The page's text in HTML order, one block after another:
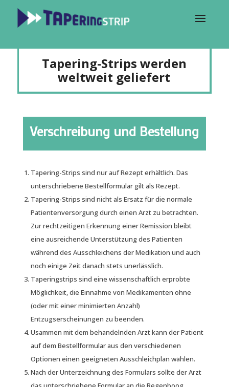
Tapering-Strips werden
weltweit geliefert
Verschreibung und Bestellung
Tapering-Strips sind nur auf Rezept erhältlich. Das
unterschriebene Bestellformular gilt als Rezept.
Tapering-Strips sind nicht als Ersatz für die normale
Patientenversorgung durch einen Arzt zu betrachten.
Zur rechtzeitigen Erkennung einer Remission bleibt
eine ausreichende Unterstützung des Patienten
während des Ausschleichens der Medikation und auch
noch einige Zeit danach stets unerlässlich.
Taperingstrips sind eine wissenschaftlich erprobte
Möglichkeit, die Einnahme von Medikamenten ohne
(oder mit einer minimierten Anzahl)
Entzugserscheinungen zu beenden.
Usammen mit dem behandelnden Arzt kann der Patient
auf dem Bestellformular aus den verschiedenen
Optionen einen geeigneten Ausschleichplan wählen.
Nach der Unterzeichnung des Formulars sollte der Arzt